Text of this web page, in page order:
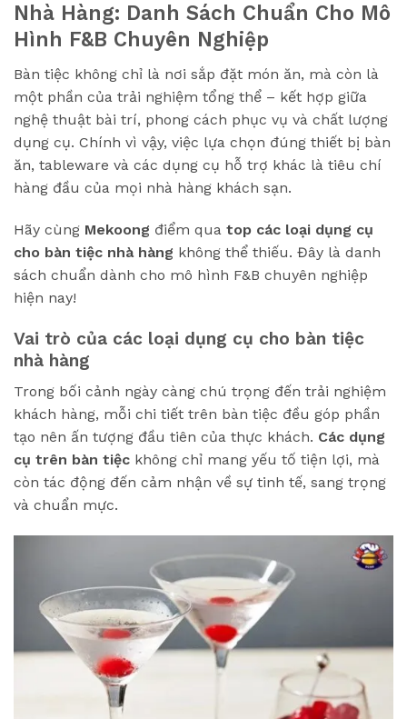
Nhà Hàng: Danh Sách Chuẩn Cho Mô
Hình F&B Chuyên Nghiệp
Bàn tiệc không chỉ là nơi sắp đặt món ăn, mà còn là
một phần của trải nghiệm tổng thể – kết hợp giữa
nghệ thuật bài trí, phong cách phục vụ và chất lượng
dụng cụ. Chính vì vậy, việc lựa chọn đúng thiết bị bàn
ăn, tableware và các dụng cụ hỗ trợ khác là tiêu chí
hàng đầu của mọi nhà hàng khách sạn.
Hãy cùng Mekoong điểm qua top các loại dụng cụ
cho bàn tiệc nhà hàng không thể thiếu. Đây là danh
sách chuẩn dành cho mô hình F&B chuyên nghiệp
hiện nay!
Vai trò của các loại dụng cụ cho bàn tiệc
nhà hàng
Trong bối cảnh ngày càng chú trọng đến trải nghiệm
khách hàng, mỗi chi tiết trên bàn tiệc đều góp phần
tạo nên ấn tượng đầu tiên của thực khách. Các dụng
cụ trên bàn tiệc không chỉ mang yếu tố tiện lợi, mà
còn tác động đến cảm nhận về sự tinh tế, sang trọng
và chuẩn mực.